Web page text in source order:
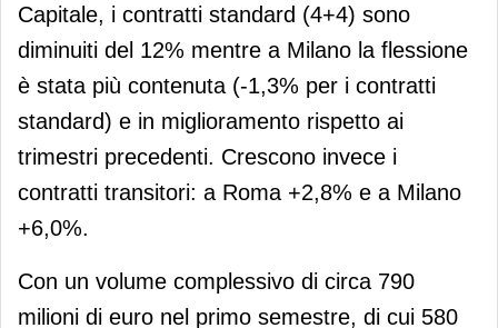
Capitale, i contratti standard (4+4) sono
diminuiti del 12% mentre a Milano la flessione
è stata più contenuta (-1,3% per i contratti
standard) e in miglioramento rispetto ai
trimestri precedenti. Crescono invece i
contratti transitori: a Roma +2,8% e a Milano
+6,0%.
Con un volume complessivo di circa 790
milioni di euro nel primo semestre, di cui 580